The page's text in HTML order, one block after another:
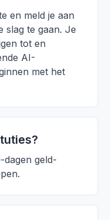
en meld je aan
slag te gaan. Je
tot en
AI-
met het
dagen geld-